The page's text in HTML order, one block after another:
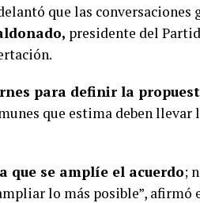
que las conversaciones
presidente del
para definir la
que estima deben llevar
que se amplíe el acuerdo;
lo más posible”, afirmó